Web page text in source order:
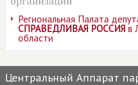
Региональная Палата
СПРАВЕДЛИВАЯ РОССИЯв
области
Центральный Аппарат